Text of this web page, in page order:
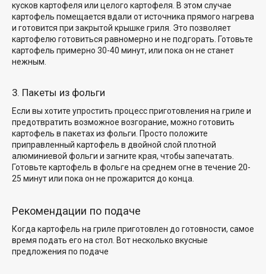
кусков картофеля или целого картофеля. В этом случае
картофель помещается вдали от источника прямого нагрева
и готовится при закрытой крышке гриля. Это позволяет
картофелю готовиться равномерно и не подгорать. Готовьте
картофель примерно 30-40 минут, или пока он не станет
нежным.
3. Пакеты из фольги
Если вы хотите упростить процесс приготовления на гриле и
предотвратить возможное возгорание, можно готовить
картофель в пакетах из фольги. Просто положите
приправленный картофель в двойной слой плотной
алюминиевой фольги и загните края, чтобы запечатать.
Готовьте картофель в фольге на среднем огне в течение 20-
25 минут или пока он не прожарится до конца.
Рекомендации по подаче
Когда картофель на гриле приготовлен до готовности, самое
время подать его на стол. Вот несколько вкусные
предложения по подаче